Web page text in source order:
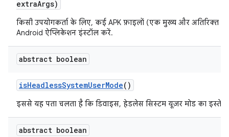
extraArgs)
किसी उपयोगकर्ता के लिए, कई APK फ़ाइलों (एक मुख्य और अतिरिक्त
Android ऐप्लिकेशन इंस्टॉल करें.
abstract boolean
isHeadlessSystemUserMode()
इससे यह पता चलता है कि डिवाइस, हेडलेस सिस्टम यूज़र मोड का
abstract boolean